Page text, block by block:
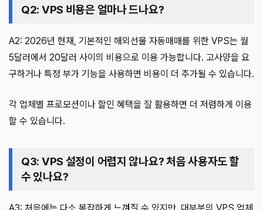
Q2: VPS 비용은 얼마나 드나요?
A2: 2026년 현재, 기본적인 해외선물 자동매매를 위한 VPS는 월
5달러에서 20달러 사이의 비용으로 이용 가능합니다. 고사양을 요
구하거나 특정 부가 기능을 사용하면 비용이 더 추가될 수 있습니다.
각 업체별 프로모션이나 할인 혜택을 잘 활용하면 더 저렴하게 이용
할 수 있습니다.
Q3: VPS 설정이 어렵지 않나요? 처음 사용자도 할
수 있나요?